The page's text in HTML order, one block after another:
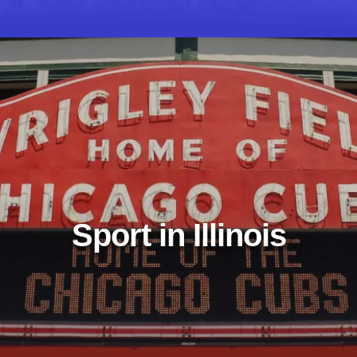
Sport in Illinois